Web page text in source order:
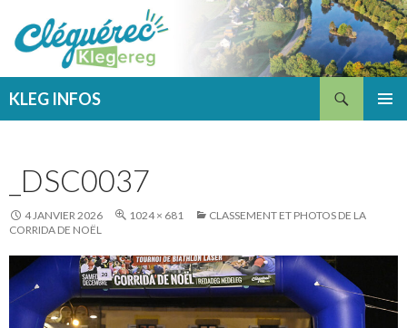
KLEG INFOS
_DSC0037
4 JANVIER 2026 1024 × 681
CLASSEMENT ET PHOTOS DE LA
CORRIDA DE NOËL